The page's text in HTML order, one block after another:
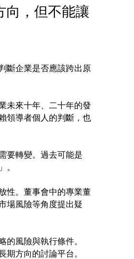
向，但不能讓
斷企業是否應該跨出原
未來十年、二十年的發
領導者個人的判斷，也
要轉變。過去可能是
。
性。董事會中的專業董
場風險等角度提出疑
風險與執行條件。
方向的討論平台。